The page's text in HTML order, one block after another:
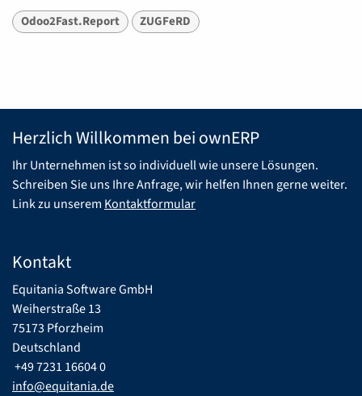
Odoo2Fast.Report
ZUGFeRD
Herzlich Willkommen bei ownERP
Ihr Unternehmen ist so individuell wie unsere Lösungen.
Schreiben Sie uns Ihre Anfrage, wir helfen Ihnen gerne weiter.
Link zu unserem Kontaktformular
Kontakt
Equitania Software GmbH
Weiherstraße 13
75173 Pforzheim
Deutschland
​ +49 7231 16604 0
info@equitania.de